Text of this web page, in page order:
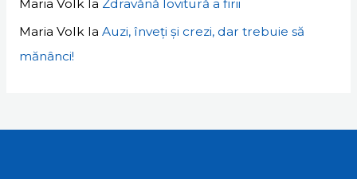
Maria Volk la Zdravănă lovitură a firii
Maria Volk la Auzi, înveți și crezi, dar trebuie să
mănânci!